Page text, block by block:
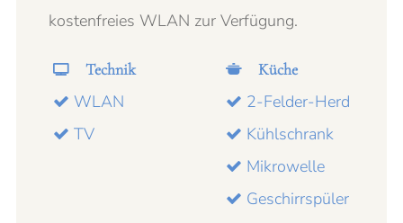
kostenfreies WLAN zur Verfügung.
Technik
WLAN
TV
Küche
2-Felder-Herd
Kühlschrank
Mikrowelle
Geschirrspüler